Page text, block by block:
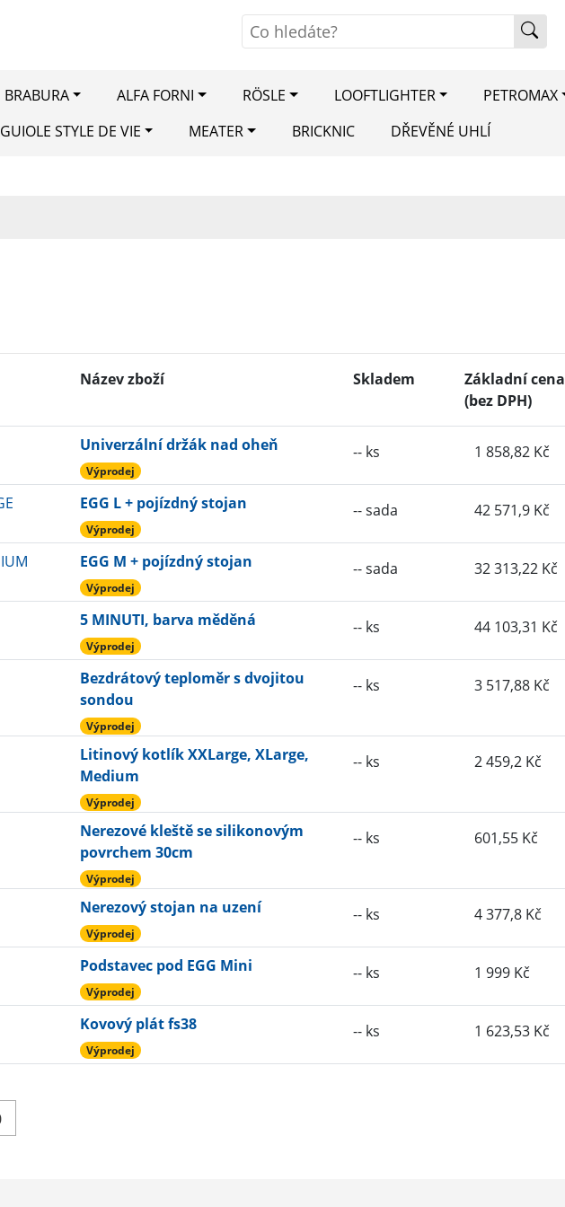
BRABURA ALFA FORNI RÖSLE LOOFTLIGHTER PETROMAX
STYLE DE VIE MEATER BRICKNIC DŘEVĚNÉ UHLÍ
Název zboží Skladem
Základní cena
(bez DPH)
Univerzální držák nad oheň
Výprodej
-- ks 1 858,82 Kč
EGG L + pojízdný stojan
Výprodej
-- sada 42 571,9 Kč
EGG M + pojízdný stojan
Výprodej
-- sada 32 313,22 Kč
5 MINUTI, barva měděná
Výprodej
-- ks 44 103,31 Kč
Bezdrátový teploměr s dvojitou
sondou
Výprodej
-- ks 3 517,88 Kč
Litinový kotlík XXLarge, XLarge,
Medium
Výprodej
-- ks 2 459,2 Kč
Nerezové kleště se silikonovým
povrchem 30cm
Výprodej
-- ks 601,55 Kč
Nerezový stojan na uzení
Výprodej
-- ks 4 377,8 Kč
Podstavec pod EGG Mini
Výprodej
-- ks 1 999 Kč
Kovový plát fs38
Výprodej
-- ks 1 623,53 Kč